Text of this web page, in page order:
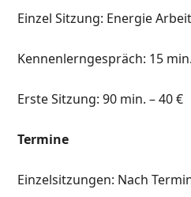
Einzel Sitzung: Energie Arbeit
Kennenlerngespräch: 15
Erste Sitzung: 90 min. – 40 €
Termine
Einzelsitzungen: Nach